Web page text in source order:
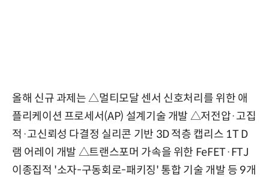
올해 신규 과제는 △멀티모달 센서 신호처리를 위한 애
플리케이션 프로세서(AP) 설계기술 개발 △저전압·고집
적·고신뢰성 다결정 실리콘 기반 3D 적층 캡리스 1T D
램 어레이 개발 △트랜스포머 가속을 위한 FeFET·FTJ
이종집적 '소자-구동회로-패키징' 통합 기술 개발 등 9개